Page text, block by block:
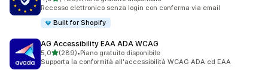
488 recensioni totali
Recesso elettronico senza login con conferma via email
Built for Shopify
AG Accessibility EAA ADA WCAG
5,0stelle su 5
(289)
289 recensioni totali
•Piano gratuito disponibile
Supporta la conformità all'accessibilità WCAG ADA ed EAA